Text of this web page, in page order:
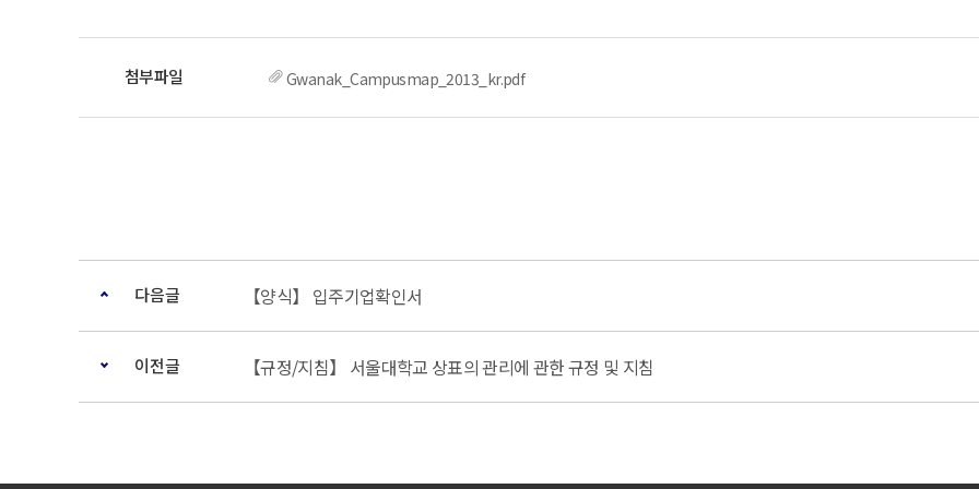
Gwanak_Campusmap_2013_kr.pdf
다음글 【양식】 입주기업확인서
이전글 【규정/지침】 서울대학교 상표의 관리에 관한 규정 및 지침